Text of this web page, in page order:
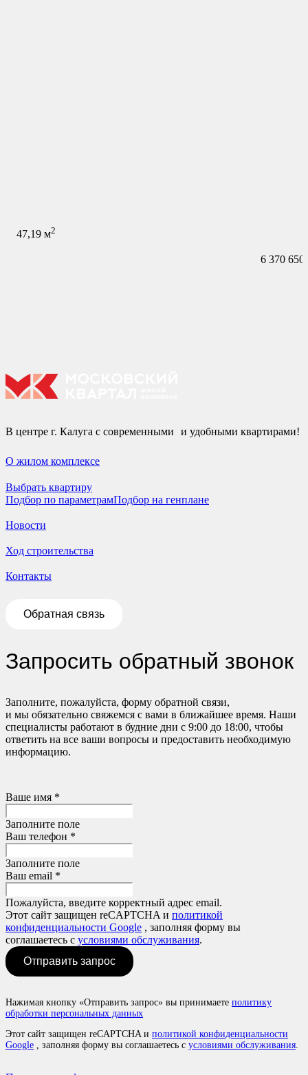
47,19 м2
6 370 650
В центре г. Калуга с современными и удобными квартирами!
О жилом комплексе
Выбрать квартиру
Подбор по параметрамПодбор на генплане
Новости
Ход строительства
Контакты
Обратная связь
Запросить обратный звонок
Заполните, пожалуйста, форму обратной связи,
и мы обязательно свяжемся с вами в ближайшее время. Наши
специалисты работают в будние дни с 9:00 до 18:00, чтобы
ответить на все ваши вопросы и предоставить необходимую
информацию.
Ваше имя *
Заполните поле
Ваш телефон *
Заполните поле
Ваш email *
Пожалуйста, введите корректный адрес email.
Этот сайт защищен reCAPTCHA и политикой
конфиденциальности Google , заполняя форму вы
соглашаетесь с условиями обслуживания.
Отправить запрос
Нажимая кнопку «Отправить запрос» вы принимаете политику
обработки персональных данных
Этот сайт защищен reCAPTCHA и политикой конфиденциальности
Google , заполняя форму вы соглашаетесь с условиями обслуживания